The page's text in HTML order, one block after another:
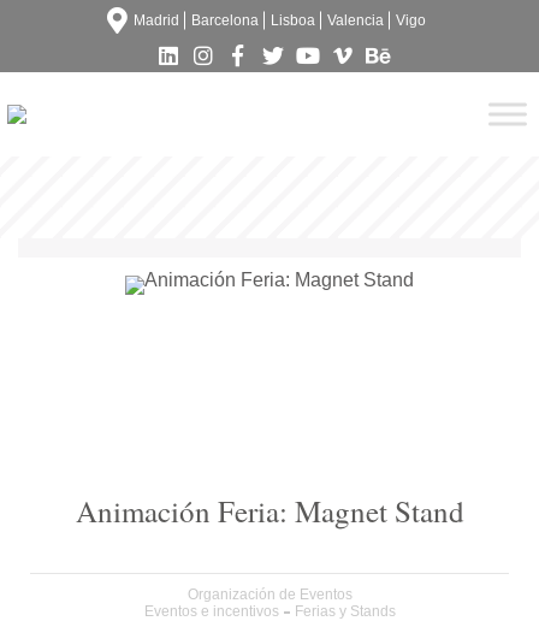
Madrid Barcelona Lisboa Valencia Vigo
Animación Feria: Magnet Stand
Organización de Eventos
Eventos e incentivos
Ferias y Stands